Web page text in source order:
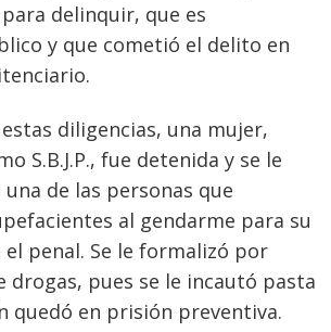
delinquir, que es
y que cometió el delito en
diligencias, una mujer,
S.B.J.P., fue detenida y se le
de las personas que
al gendarme para su
penal. Se le formalizó por
pues se le incautó pasta
quedó en prisión preventiva.